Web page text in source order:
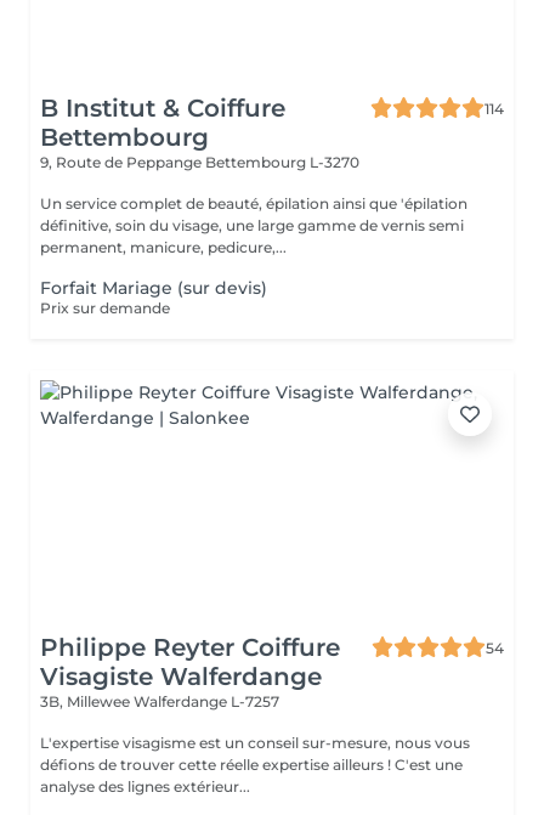
B Institut & Coiffure
Bettembourg
114
9, Route de Peppange Bettembourg L-3270
Un service complet de beauté, épilation ainsi que 'épilation
définitive, soin du visage, une large gamme de vernis semi
permanent, manicure, pedicure,...
Forfait Mariage (sur devis)
Prix sur demande
Philippe Reyter Coiffure
Visagiste Walferdange
54
3B, Millewee Walferdange L-7257
L'expertise visagisme est un conseil sur-mesure, nous vous
défions de trouver cette réelle expertise ailleurs ! C'est une
analyse des lignes extérieur...